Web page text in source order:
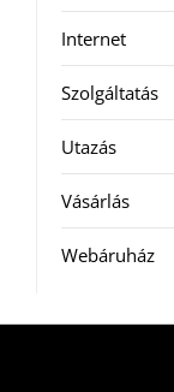
Internet
Szolgáltatás
Utazás
Vásárlás
Webáruház